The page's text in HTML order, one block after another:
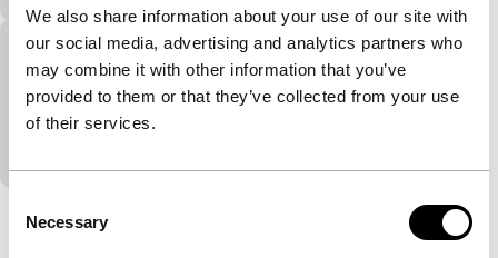
We also share information about your use of our site with
our social media, advertising and analytics partners who
may combine it with other information that you’ve
provided to them or that they’ve collected from your use
of their services.
Selection
Necessary
Suburban Psycho
main programme short
Verhalen van alledaagse gekte in de buitenwijken.
Bekijk het hele programma